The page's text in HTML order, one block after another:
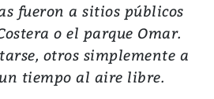
fueron a sitios públicos
o el parque Omar.
otros simplemente a
tiempo al aire libre.